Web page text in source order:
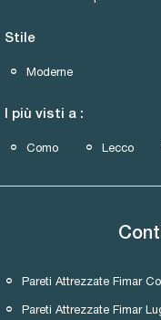
Stile
Moderne
I più visti a :
Como Lecco
Pareti Attrezzate Fimar
Pareti Attrezzate Fimar